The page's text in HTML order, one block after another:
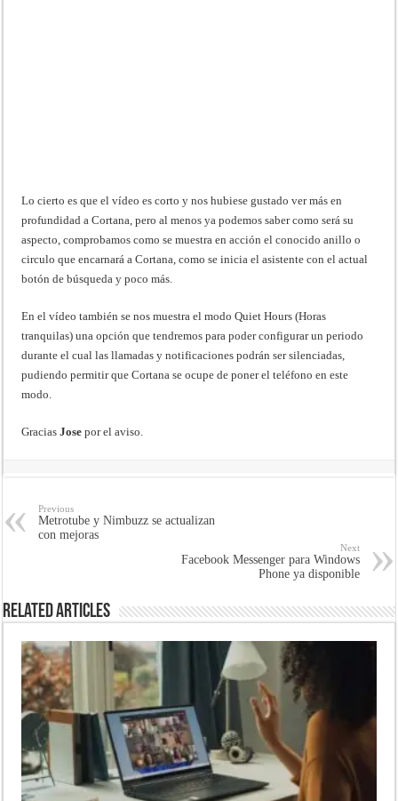
Lo cierto es que el vídeo es corto y nos hubiese gustado ver más en
profundidad a Cortana, pero al menos ya podemos saber como será su
aspecto, comprobamos como se muestra en acción el conocido anillo o
circulo que encarnará a Cortana, como se inicia el asistente con el actual
botón de búsqueda y poco más.
En el vídeo también se nos muestra el modo Quiet Hours (Horas
tranquilas) una opción que tendremos para poder configurar un periodo
durante el cual las llamadas y notificaciones podrán ser silenciadas,
pudiendo permitir que Cortana se ocupe de poner el teléfono en este
modo.
GraciasJose por el aviso.
Previous
Metrotube y Nimbuzz se actualizan
con mejoras
Next
Facebook Messenger para Windows
Phone ya disponible
Related Articles